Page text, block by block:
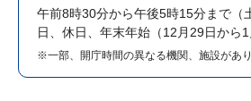
午前8時30分から午後5時15分まで
日、休日、年末年始（12月29日から1
※一部、開庁時間の異なる機関、施設があり